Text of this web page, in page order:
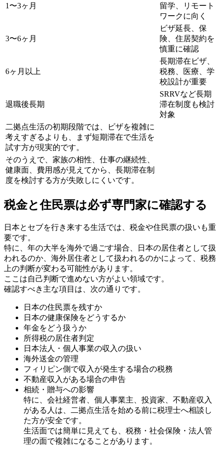
1〜3ヶ月
留学、リモート
ワークに向く
3〜6ヶ月
ビザ延長、保
険、住居契約を
慎重に確認
6ヶ月以上
長期滞在ビザ、
税務、医療、学
校設計が重要
退職後長期
SRRVなど長期
滞在制度も検討
対象
二拠点生活の初期段階では、ビザを複雑に
考えすぎるよりも、まず短期滞在で生活を
試す方が現実的です。
そのうえで、家族の相性、仕事の継続性、
健康面、費用感が見えてから、長期滞在制
度を検討する方が失敗しにくいです。
税金と住民票は必ず専門家に確認する
日本とセブを行き来する生活では、税金や住民票の扱いも重
要です。
特に、年の大半を海外で過ごす場合、日本の居住者として扱
われるのか、海外居住者として扱われるのかによって、税務
上の判断が変わる可能性があります。
ここは自己判断で進めない方がよい領域です。
確認すべき主な項目は、次の通りです。
日本の住民票を残すか
日本の健康保険をどうするか
年金をどう扱うか
所得税の居住者判定
日本法人・個人事業の収入の扱い
海外送金の管理
フィリピン側で収入が発生する場合の税務
不動産収入がある場合の申告
相続・贈与への影響
特に、会社経営者、個人事業主、投資家、不動産収入
がある人は、二拠点生活を始める前に税理士へ相談し
た方が安全です。
生活面では簡単に見えても、税務・社会保険・法人管
理の面で複雑になることがあります。